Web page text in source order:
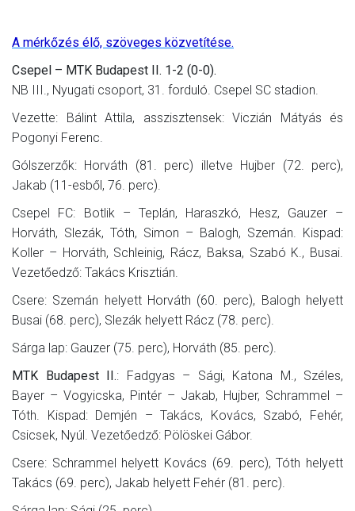
A mérkőzés élő, szöveges közvetítése.
Csepel – MTK Budapest II. 1-2 (0-0).
NB III., Nyugati csoport, 31. forduló. Csepel SC stadion.
Vezette: Bálint Attila, asszisztensek: Viczián Mátyás és
Pogonyi Ferenc.
Gólszerzők: Horváth (81. perc) illetve Hujber (72. perc),
Jakab (11-esből, 76. perc).
Csepel FC: Botlik – Teplán, Haraszkó, Hesz, Gauzer –
Horváth, Slezák, Tóth, Simon – Balogh, Szemán. Kispad:
Koller – Horváth, Schleinig, Rácz, Baksa, Szabó K., Busai.
Vezetőedző: Takács Krisztián.
Csere: Szemán helyett Horváth (60. perc), Balogh helyett
Busai (68. perc), Slezák helyett Rácz (78. perc).
Sárga lap: Gauzer (75. perc), Horváth (85. perc).
MTK Budapest II.: Fadgyas – Sági, Katona M., Széles,
Bayer – Vogyicska, Pintér – Jakab, Hujber, Schrammel –
Tóth. Kispad: Demjén – Takács, Kovács, Szabó, Fehér,
Csicsek, Nyúl. Vezetőedző: Pölöskei Gábor.
Csere: Schrammel helyett Kovács (69. perc), Tóth helyett
Takács (69. perc), Jakab helyett Fehér (81. perc).